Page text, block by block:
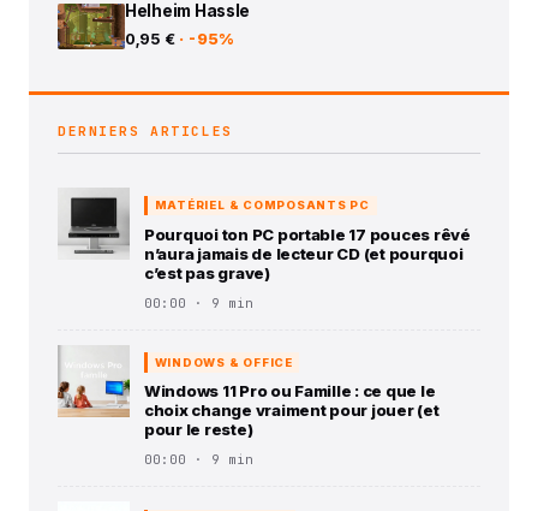
Helheim Hassle
0,95 € · -95%
DERNIERS ARTICLES
MATÉRIEL & COMPOSANTS PC
Pourquoi ton PC portable 17 pouces rêvé
n’aura jamais de lecteur CD (et pourquoi
c’est pas grave)
00:00 · 9 min
WINDOWS & OFFICE
Windows 11 Pro ou Famille : ce que le
choix change vraiment pour jouer (et
pour le reste)
00:00 · 9 min